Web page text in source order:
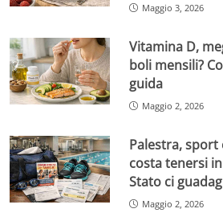
Maggio 3, 2026
Vitamina D,
boli mensili?
guida
Maggio 2, 2026
Palestra, sport
costa tenersi
Stato ci
Maggio 2, 2026